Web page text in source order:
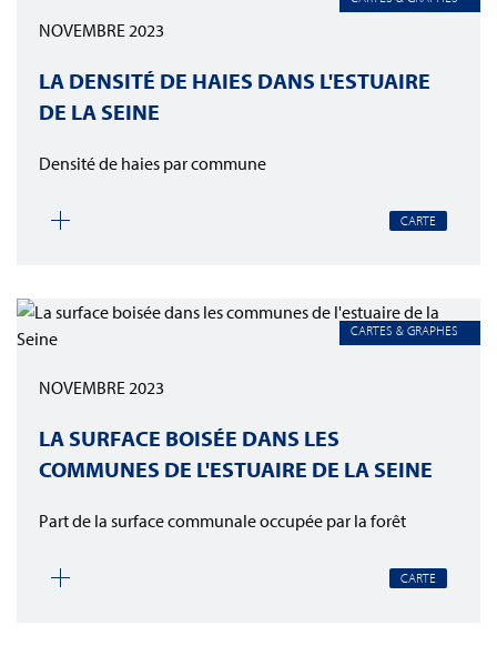
NOVEMBRE 2023
LA DENSITÉ DE HAIES DANS L'ESTUAIRE
DE LA SEINE
Densité de haies par commune
CARTE
CARTES & GRAPHES
NOVEMBRE 2023
LA SURFACE BOISÉE DANS LES
COMMUNES DE L'ESTUAIRE DE LA SEINE
Part de la surface communale occupée par la forêt
CARTE